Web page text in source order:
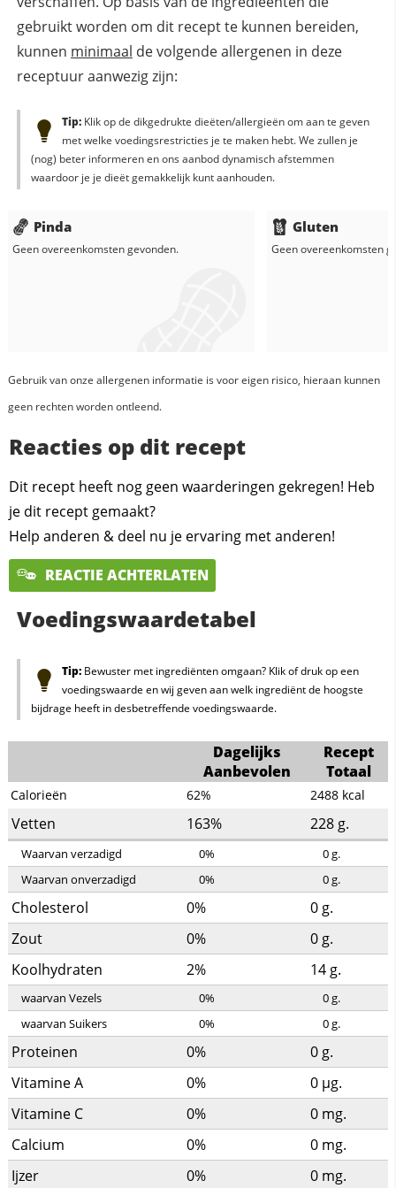
gebruikt worden om dit recept te kunnen bereiden,
kunnen minimaal de volgende allergenen in deze
receptuur aanwezig zijn:
Tip:Klik op de dikgedrukte dieëten/allergieën om aan te geven
met welke voedingsrestricties je te maken hebt. We zullen je
(nog) beter informeren en ons aanbod dynamisch afstemmen
waardoor je je dieët gemakkelijk kunt aanhouden.
Pinda
Geen overeenkomsten gevonden.
Gluten
Geen overeenkomsten
Gebruik van onze allergenen informatie is voor eigen risico, hieraan kunnen
geen rechten worden ontleend.
Reacties op dit recept
Dit recept heeft nog geen waarderingen gekregen! Heb
je dit recept gemaakt?
Help anderen & deel nu je ervaring met anderen!
REACTIE ACHTERLATEN
Voedingswaardetabel
Tip:Bewuster met ingrediënten omgaan? Klik of druk op een
voedingswaarde en wij geven aan welk ingrediënt de hoogste
bijdrage heeft in desbetreffende voedingswaarde.
Dagelijks
Aanbevolen
Recept
Totaal
Calorieën 62% 2488 kcal
Vetten 163% 228 g.
Waarvan verzadigd 0% 0g.
Waarvan onverzadigd
0% 0g.
Cholesterol 0% 0 g.
Zout
0% 0 g.
Koolhydraten
2% 14 g.
waarvan Vezels 0% 0g.
waarvan Suikers
0% 0g.
Proteinen 0% 0 g.
Vitamine A
0% 0 µg.
Vitamine C
0% 0 mg.
Calcium
0% 0 mg.
Ijzer
0% 0 mg.